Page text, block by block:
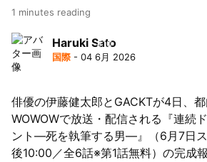
訪問中
止 復旧見通し立たず 半
#10
陸
1 minutes reading
Haruki Sato
国際 - 04 6月 2026
俳優の伊藤健太郎とGACKTが4日、
WOWOWで放送・配信される『連続
ント―死を執筆する男―』（6月7日
後10:00／全6話※第1話無料）の完成